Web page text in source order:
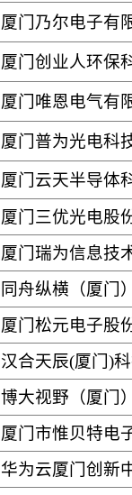
厦门乃尔电子有
厦门创业人环保
厦门唯恩电气有
厦门普为光电科
厦门云天半导体
厦门三优光电股
厦门瑞为信息技
同舟纵横（厦门
厦门松元电子股
汉合天辰(厦门)
博大视野（厦门
厦门市惟贝特电
华为云厦门创新